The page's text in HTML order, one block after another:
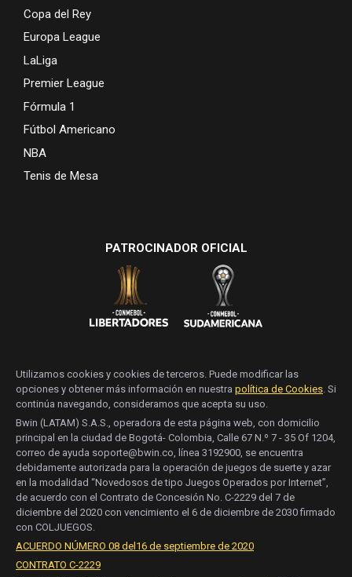
Copa del Rey
Europa League
LaLiga
Premier League
Fórmula 1
Fútbol Americano
NBA
Tenis de Mesa
PATROCINADOR OFICIAL
Utilizamos cookies y cookies de terceros. Puede modificar las
opciones y obtener más información en nuestra política de Cookies. Si
continúa navegando, consideramos que acepta su uso.
Bwin (LATAM) S.A.S., operadora de esta página web, con domicilio
principal en la ciudad de Bogotá- Colombia, Calle 67 N.º 7 - 35 Of 1204,
correo de ayuda soporte@bwin.co, línea 3192900, se encuentra
debidamente autorizada para la operación de juegos de suerte y azar
en la modalidad “Novedosos de tipo Juegos Operados por Internet”,
de acuerdo con el Contrato de Concesión No. C-2229 del 7 de
diciembre del 2020 con vencimiento el 6 de diciembre de 2030 firmado
con COLJUEGOS.
ACUERDO NÚMERO 08 del16 de septiembre de 2020
CONTRATO C-2229